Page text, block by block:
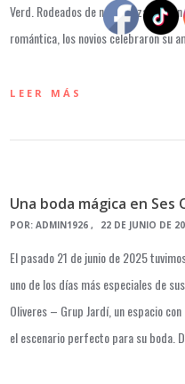
Verd. Rodeados de naturaleza, con
romántica, los novios celebraron su
LEER MÁS
Una boda mágica en Ses
POR:ADMIN1926 22 DE JUNIO DE
El pasado 21 de junio de 2025
uno de los días más especiales de
Oliveres – Grup Jardí, un espacio
el escenario perfecto para su boda.